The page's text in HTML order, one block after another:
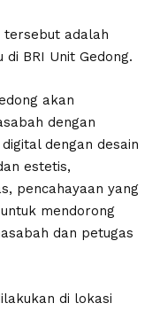
tersebut adalah
BRI Unit Gedong.
akan
dengan
dengan desain
estetis,
pencahayaan yang
mendorong
dan petugas
di lokasi